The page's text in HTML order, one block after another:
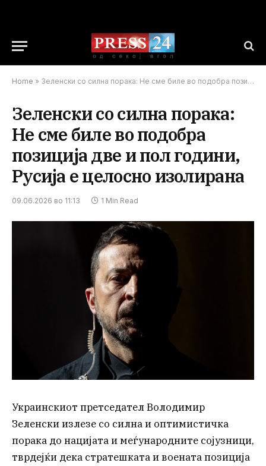
Home » Зеленски со силна порака: Не сме биле во подобра позиција две и пол години, Русија е целосно изолирана
Зеленски со силна порака:
Не сме биле во подобра
позиција две и пол години,
Русија е целосно изолирана
09.06.2026 во 11:13 1 Min Read
Украинскиот претседател Володимир
Зеленски излезе со силна и оптимистичка
порака до нацијата и меѓународните сојузници,
тврдејќи дека стратешката и воената позиција